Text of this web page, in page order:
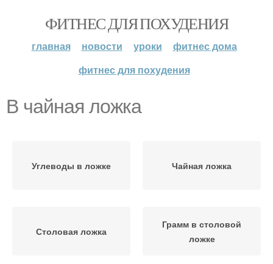
ФИТНЕС ДЛЯ ПОХУДЕНИЯ
главная новости уроки
фитнес дома
фитнес для похудения
В чайная ложка
Углеводы в ложке Чайная ложка
Столовая ложка
Грамм в столовой
ложке